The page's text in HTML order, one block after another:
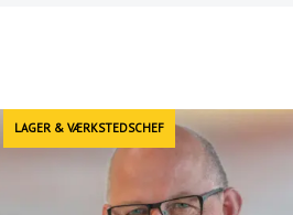
LAGER & VÆRKSTEDSCHEF